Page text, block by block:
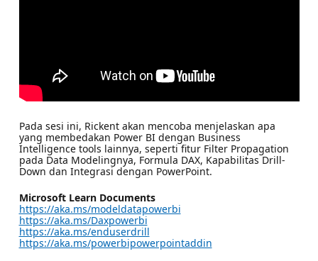
Pada sesi ini, Rickent akan mencoba menjelaskan apa
yang membedakan Power BI dengan Business
Intelligence tools lainnya, seperti fitur Filter Propagation
pada Data Modelingnya, Formula DAX, Kapabilitas Drill-
Down dan Integrasi dengan PowerPoint.
Microsoft Learn Documents
https://aka.ms/modeldatapowerbi
https://aka.ms/Daxpowerbi
https://aka.ms/enduserdrill
https://aka.ms/powerbipowerpointaddin